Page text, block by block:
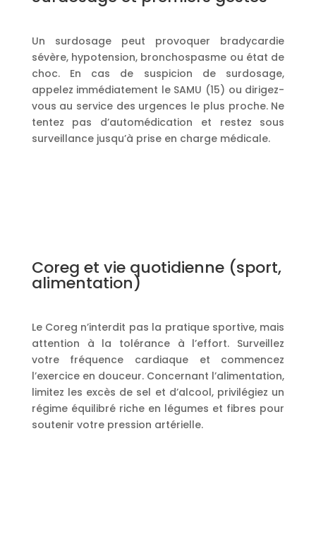
Un surdosage peut provoquer bradycardie
sévère, hypotension, bronchospasme ou état de
choc. En cas de suspicion de surdosage,
appelez immédiatement le SAMU (15) ou dirigez-
vous au service des urgences le plus proche. Ne
tentez pas d’automédication et restez sous
surveillance jusqu’à prise en charge médicale.
Coreg et vie quotidienne (sport,
alimentation)
Le Coreg n’interdit pas la pratique sportive, mais
attention à la tolérance à l’effort. Surveillez
votre fréquence cardiaque et commencez
l’exercice en douceur. Concernant l’alimentation,
limitez les excès de sel et d’alcool, privilégiez un
régime équilibré riche en légumes et fibres pour
soutenir votre pression artérielle.